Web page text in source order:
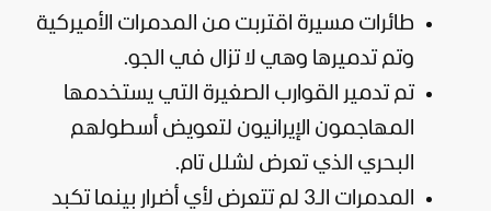
طائرات مسيرة اقتربت من المدمرات الأميركية
وتم تدميرها وهي لا تزال في الجو.
تم تدمير القوارب الصغيرة التي يستخدمها
المهاجمون الإيرانيون لتعويض أسطولهم
البحري الذي تعرض لشلل تام.
المدمرات الـ3 لم تتعرض لأي أضرار بينما تكبد